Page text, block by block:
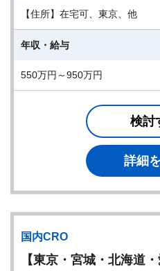
【住所】在宅可、東京、他
年収・給与
550万円～950万円
検討
詳細
国内CRO
【東京・宮城・北海道